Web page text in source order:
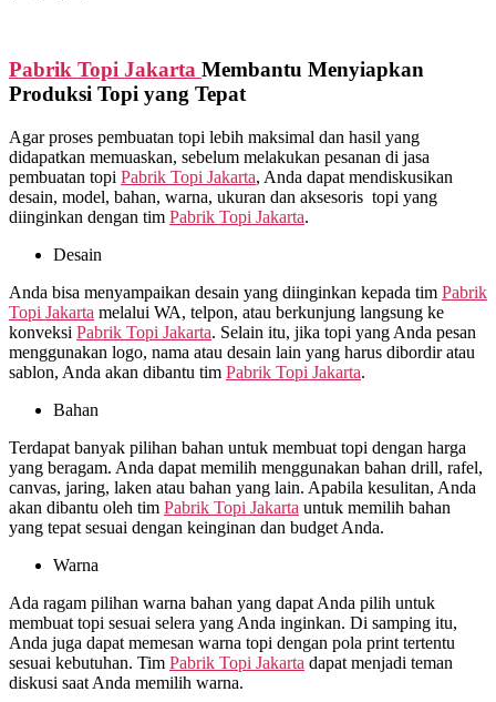
Pabrik Topi Jakarta Membantu Menyiapkan
Produksi Topi yang Tepat
Agar proses pembuatan topi lebih maksimal dan hasil yang
didapatkan memuaskan, sebelum melakukan pesanan di jasa
pembuatan topi Pabrik Topi Jakarta, Anda dapat mendiskusikan
desain, model, bahan, warna, ukuran dan aksesoris topi yang
diinginkan dengan tim Pabrik Topi Jakarta.
Desain
Anda bisa menyampaikan desain yang diinginkan kepada tim Pabrik
Topi Jakarta melalui WA, telpon, atau berkunjung langsung ke
konveksi Pabrik Topi Jakarta. Selain itu, jika topi yang Anda pesan
menggunakan logo, nama atau desain lain yang harus dibordir atau
sablon, Anda akan dibantu tim Pabrik Topi Jakarta.
Bahan
Terdapat banyak pilihan bahan untuk membuat topi dengan harga
yang beragam. Anda dapat memilih menggunakan bahan drill, rafel,
canvas, jaring, laken atau bahan yang lain. Apabila kesulitan, Anda
akan dibantu oleh tim Pabrik Topi Jakarta untuk memilih bahan
yang tepat sesuai dengan keinginan dan budget Anda.
Warna
Ada ragam pilihan warna bahan yang dapat Anda pilih untuk
membuat topi sesuai selera yang Anda inginkan. Di samping itu,
Anda juga dapat memesan warna topi dengan pola print tertentu
sesuai kebutuhan. Tim Pabrik Topi Jakarta dapat menjadi teman
diskusi saat Anda memilih warna.